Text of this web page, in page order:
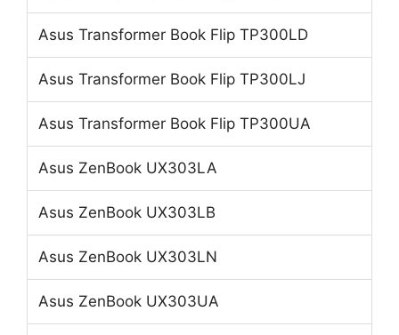
Asus Transformer Book Flip TP300LD
Asus Transformer Book Flip TP300LJ
Asus Transformer Book Flip TP300UA
Asus ZenBook UX303LA
Asus ZenBook UX303LB
Asus ZenBook UX303LN
Asus ZenBook UX303UA